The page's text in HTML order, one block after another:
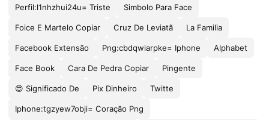
Perfil:l1nhzhui24u= Triste Simbolo Para Face
Foice E Martelo Copiar Cruz De Leviatã La Familia
Facebook Extensão Png:cbdqwiarpke= Iphone Alphabet
Face Book Cara De Pedra Copiar Pingente
😍 Significado De Pix Dinheiro Twitte
Iphone:tgzyew7obji= Coração Png